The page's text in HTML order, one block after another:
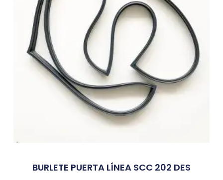
BURLETE PUERTA LÍNEA SCC 202 DES